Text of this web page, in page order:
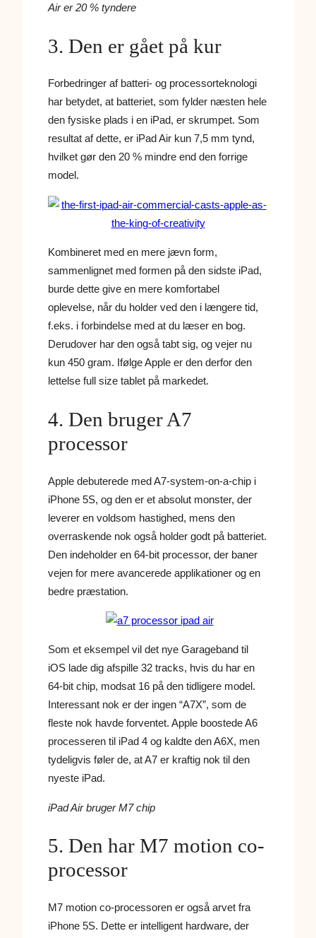
Air er 20 % tyndere
3. Den er gået på kur
Forbedringer af batteri- og processorteknologi
har betydet, at batteriet, som fylder næsten hele
den fysiske plads i en iPad, er skrumpet. Som
resultat af dette, er iPad Air kun 7,5 mm tynd,
hvilket gør den 20 % mindre end den forrige
model.
Kombineret med en mere jævn form,
sammenlignet med formen på den sidste iPad,
burde dette give en mere komfortabel
oplevelse, når du holder ved den i længere tid,
f.eks. i forbindelse med at du læser en bog.
Derudover har den også tabt sig, og vejer nu
kun 450 gram. Ifølge Apple er den derfor den
lettelse full size tablet på markedet.
4. Den bruger A7
processor
Apple debuterede med A7-system-on-a-chip i
iPhone 5S, og den er et absolut monster, der
leverer en voldsom hastighed, mens den
overraskende nok også holder godt på batteriet.
Den indeholder en 64-bit processor, der baner
vejen for mere avancerede applikationer og en
bedre præstation.
Som et eksempel vil det nye Garageband til
iOS lade dig afspille 32 tracks, hvis du har en
64-bit chip, modsat 16 på den tidligere model.
Interessant nok er der ingen “A7X”, som de
fleste nok havde forventet. Apple boostede A6
processeren til iPad 4 og kaldte den A6X, men
tydeligvis føler de, at A7 er kraftig nok til den
nyeste iPad.
iPad Air bruger M7 chip
5. Den har M7 motion co-
processor
M7 motion co-processoren er også arvet fra
iPhone 5S. Dette er intelligent hardware, der